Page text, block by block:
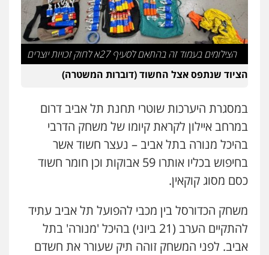
משרד עורכי דין טאי שרקי
פלילי אסירים תעבורה מרב"ד
0547556464
עו"ד אילן אלימלך
פשיעה חמורה אסירים
עו"ד שאדי נאטור
פלילי פשיעה חמורה מעצרים וחקירות
0509230800
גיל דביר – משרד עורכי דין
0506217771
הצילומים בעמוד זה בהתאם לסעיף 27א לחוק זכויות יוצרים
הציוד שנתפס אצל החשוד (דוברות המשטרה)
במסגרת היערכות שוטרי תחנת תל אביב דרום
במרחב איילון לקראת קיומו של משחק הדרבי
בהיכל מנורה בתל אביב – נעצר חשוד אשר
בחיפוש בכליו אותרו 59 אבוקות וכן חומר חשוד
כסם מסוג קוקאין.
משחק הכדורסל בין מכבי להפועל תל אביב עתיד
להתקיים הערב (21 ביוני) בהיכל 'מנורה' בתל
אביב. לפני המשחק זוהה תיק שעורר את חשדם
שני אלגרבלי – משרד עורכי דין
פלילי עורכי דין לענייני אסירים תעבורה
עו"ד אייל אביטל
פלילי פשיעה חמורה מעצרים וחקירות
0544712201
עו"ד רונן בנדל
משפט פלילי פשיעה חמורה פלילי
0524282442